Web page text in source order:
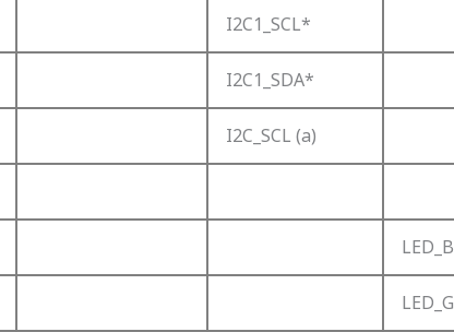
I2C1_SCL*
I2C1_SDA*
I2C_SCL (a)
LED_B
LED_G